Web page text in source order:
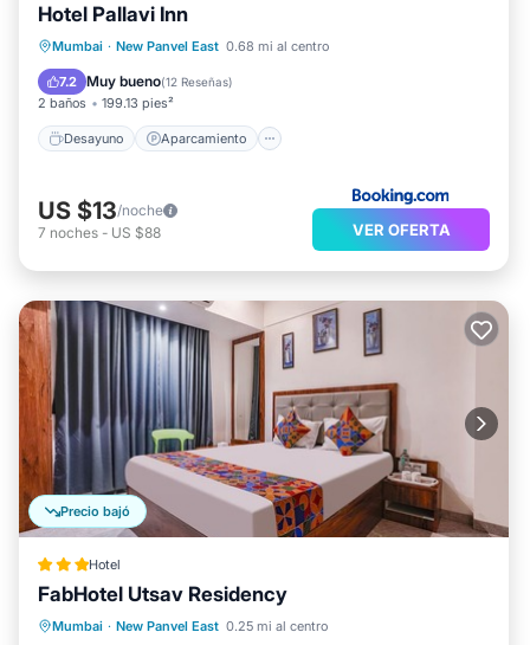
Hotel Pallavi Inn
Mumbai · New Panvel East 0.68 mi al centro
7.2 Muy bueno(12 Reseñas)
2 baños 199.13 pies²
Desayuno Aparcamiento
Desayuno
Aparcamiento
Aire acondicionado
US $13/noche
7 noches - US $88 VER OFERTA
Precio bajó
Hotel
FabHotel Utsav Residency
Mumbai · New Panvel East 0.25 mi al centro
Desayuno
Aire acondicionado